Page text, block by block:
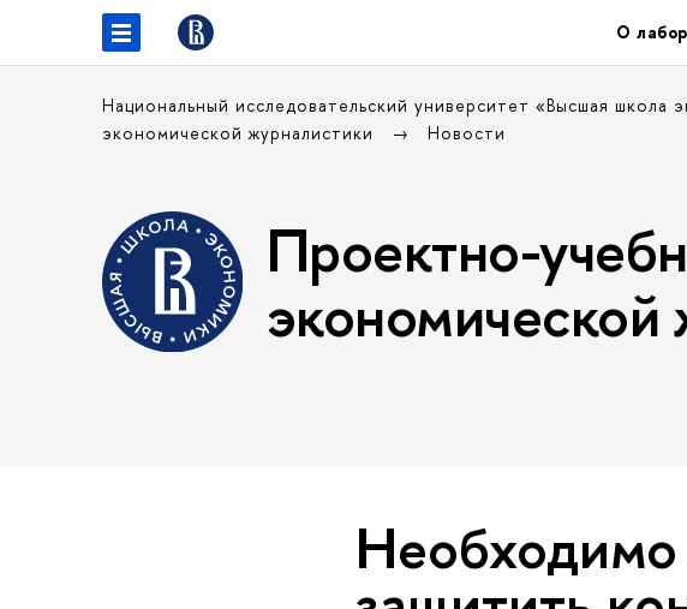
О
Национальный исследовательский университет «Высшая школа
экономической журналистики
Новости
Проектно-
экономической
Необходимо